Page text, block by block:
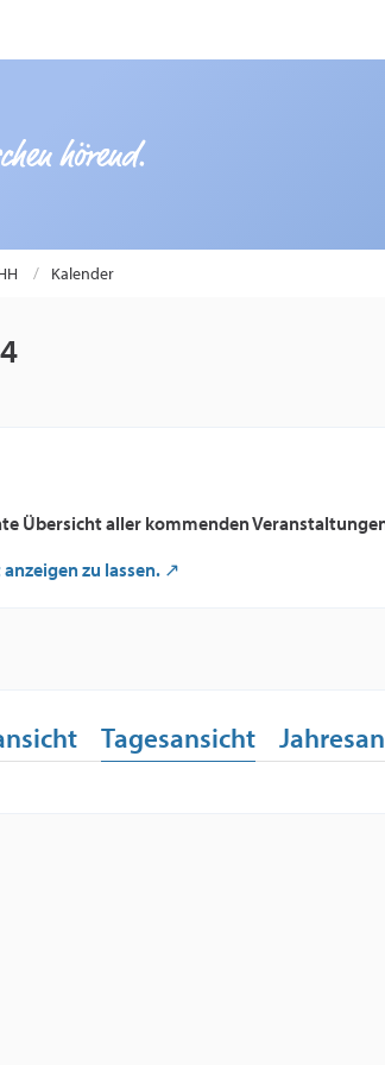
Kalender
Übersicht aller kommenden
zu lassen.
Tagesansicht